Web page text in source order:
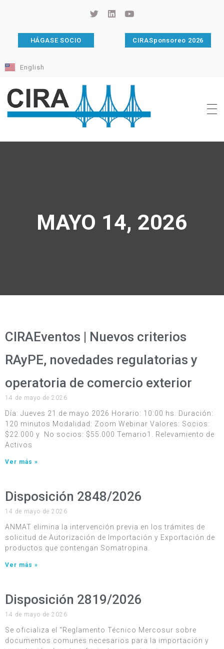
HÁGASE SOCIO CIRASponsoreo 2026
English
MAYO 14, 2026
CIRAEventos | Nuevos criterios
RAyPE, novedades regulatorias y
operatoria de comercio exterior
14 de mayo de 2026
Día: Jueves 21 de mayo 2026 Horario: 10:00 hs. Duración:
120 minutos Modalidad: Zoom Webinar Valores: Socios:
$22.000 y No socios: $55.000 Temario1. Relevamiento de
Activos
Ver más »
Disposición 2848/2026
14 de mayo de 2026
ANMAT elimina la intervención previa en los trámites de
solicitud de Autorización de Importación y Exportación de
productos que contengan Somatropina.
Ver más »
Disposición 2819/2026
14 de mayo de 2026
Se oficializa el “Reglamento Técnico Mercosur sobre
documentos comunes necesarios para la importación y